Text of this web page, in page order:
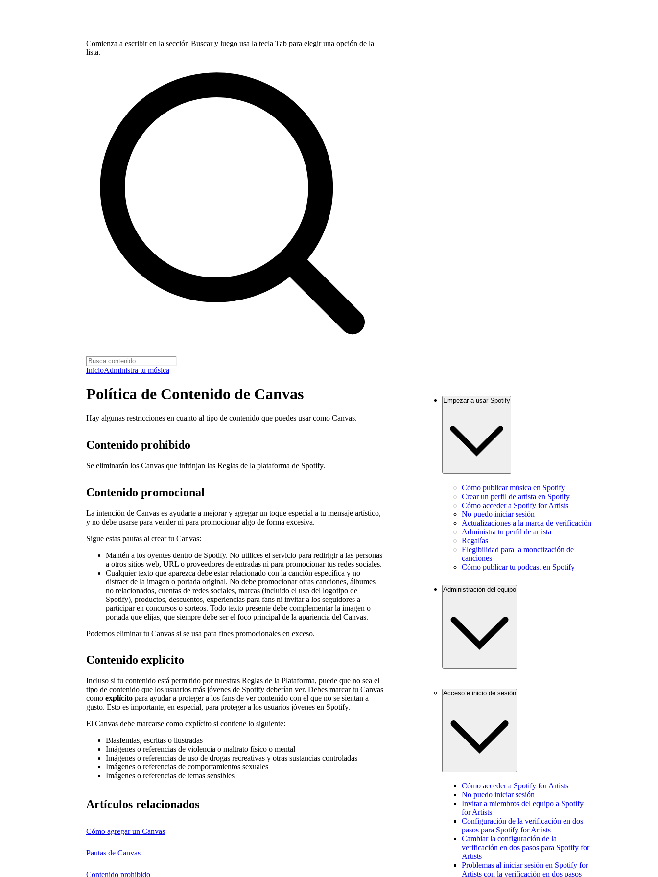
Comienza a escribir en la sección Buscar y luego usa la tecla Tab para elegir una opción de la
lista.
InicioAdministra tu música
Política de Contenido de Canvas
Hay algunas restricciones en cuanto al tipo de contenido que puedes usar como Canvas.
Contenido prohibido
Se eliminarán los Canvas que infrinjan las Reglas de la plataforma de Spotify.
Contenido promocional
La intención de Canvas es ayudarte a mejorar y agregar un toque especial a tu mensaje artístico,
y no debe usarse para vender ni para promocionar algo de forma excesiva.
Sigue estas pautas al crear tu Canvas:
Mantén a los oyentes dentro de Spotify. No utilices el servicio para redirigir a las personas
a otros sitios web, URL o proveedores de entradas ni para promocionar tus redes sociales.
Cualquier texto que aparezca debe estar relacionado con la canción específica y no
distraer de la imagen o portada original. No debe promocionar otras canciones, álbumes
no relacionados, cuentas de redes sociales, marcas (incluido el uso del logotipo de
Spotify), productos, descuentos, experiencias para fans ni invitar a los seguidores a
participar en concursos o sorteos. Todo texto presente debe complementar la imagen o
portada que elijas, que siempre debe ser el foco principal de la apariencia del Canvas.
Podemos eliminar tu Canvas si se usa para fines promocionales en exceso.
Contenido explícito
Incluso si tu contenido está permitido por nuestras Reglas de la Plataforma, puede que no sea el
tipo de contenido que los usuarios más jóvenes de Spotify deberían ver. Debes marcar tu Canvas
como explícito para ayudar a proteger a los fans de ver contenido con el que no se sientan a
gusto. Esto es importante, en especial, para proteger a los usuarios jóvenes en Spotify.
El Canvas debe marcarse como explícito si contiene lo siguiente:
Blasfemias, escritas o ilustradas
Imágenes o referencias de violencia o maltrato físico o mental
Imágenes o referencias de uso de drogas recreativas y otras sustancias controladas
Imágenes o referencias de comportamientos sexuales
Imágenes o referencias de temas sensibles
Artículos relacionados
Cómo agregar un Canvas
Pautas de Canvas
Contenido prohibido
Empezar a usar Spotify
Cómo publicar música en Spotify
Crear un perfil de artista en Spotify
Cómo acceder a Spotify for Artists
No puedo iniciar sesión
Actualizaciones a la marca de verificación
Administra tu perfil de artista
Regalías
Elegibilidad para la monetización de
canciones
Cómo publicar tu podcast en Spotify
Administración del equipo
Acceso e inicio de sesión
Cómo acceder a Spotify for Artists
No puedo iniciar sesión
Invitar a miembros del equipo a Spotify
for Artists
Configuración de la verificación en dos
pasos para Spotify for Artists
Cambiar la configuración de la
verificación en dos pasos para Spotify for
Artists
Problemas al iniciar sesión en Spotify for
Artists con la verificación en dos pasos